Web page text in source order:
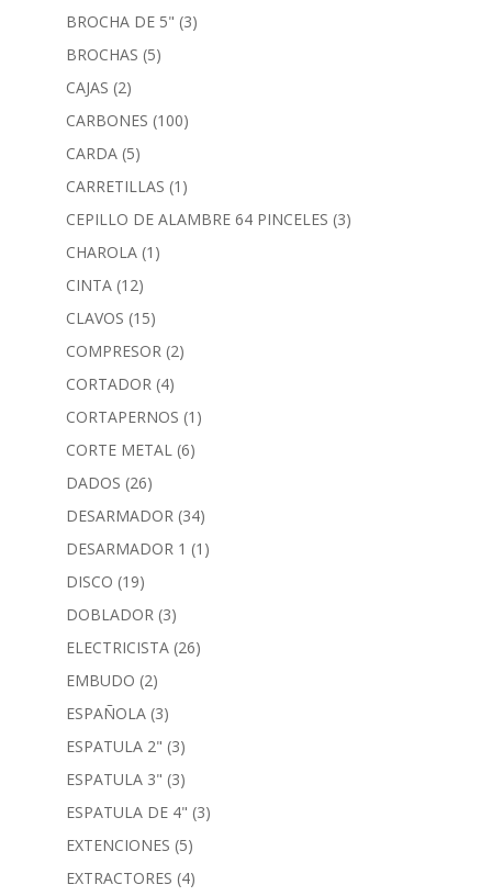
BROCHA DE 5" (3)
BROCHAS (5)
CAJAS (2)
CARBONES (100)
CARDA (5)
CARRETILLAS (1)
CEPILLO DE ALAMBRE 64 PINCELES (3)
CHAROLA (1)
CINTA (12)
CLAVOS (15)
COMPRESOR (2)
CORTADOR (4)
CORTAPERNOS (1)
CORTE METAL (6)
DADOS (26)
DESARMADOR (34)
DESARMADOR 1 (1)
DISCO (19)
DOBLADOR (3)
ELECTRICISTA (26)
EMBUDO (2)
ESPAÑOLA (3)
ESPATULA 2" (3)
ESPATULA 3" (3)
ESPATULA DE 4" (3)
EXTENCIONES (5)
EXTRACTORES (4)